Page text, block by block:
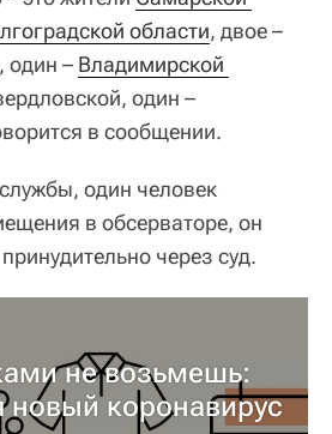
области, двое –
, один – Владимирской
один –
в сообщении.
один человек
в обсерваторе, он
через суд.
не возьмешь:
новый коронавирус